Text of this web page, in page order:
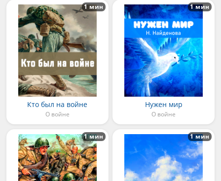
Кто был на войне
О войне
1 мин
Нужен мир
О войне
1 мин
1 мин 1 мин